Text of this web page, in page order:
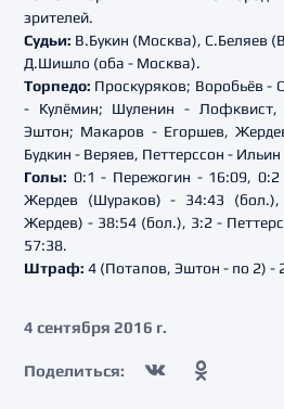
зрителей.
Судьи: В.Букин (Москва), С.Беляев
Д.Шишло (оба - Москва).
Торпедо: Проскуряков; Воробьёв -
- Кулёмин; Шуленин - Лофквист,
Эштон; Макаров - Егоршев,
Будкин - Веряев, Петтерссон -
Голы: 0:1 - Пережогин - 16:09,
Жердев (Шураков) - 34:43
Жердев) - 38:54 (бол.), 3:2 -
57:38.
Штраф: 4 (Потапов, Эштон - по 2) -
4 сентября 2016 г.
Поделиться: